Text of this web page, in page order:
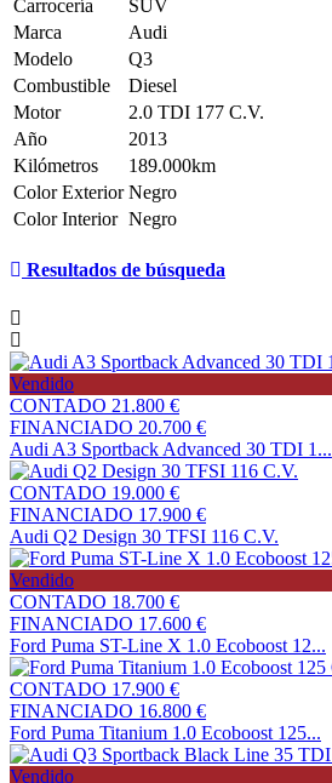
Carrocería
SUV
Marca
Audi
Modelo
Q3
Combustible
Diesel
Motor
2.0 TDI 177 C.V.
Año
2013
Kilómetros
189.000km
Color Exterior Negro
Color Interior Negro
Resultados de búsqueda
Vendido
CONTADO 21.800 €
FINANCIADO 20.700 €
Audi A3 Sportback Advanced 30 TDI 1...
CONTADO 19.000 €
FINANCIADO 17.900 €
Audi Q2 Design 30 TFSI 116 C.V.
Vendido
CONTADO 18.700 €
FINANCIADO 17.600 €
Ford Puma ST-Line X 1.0 Ecoboost 12...
CONTADO 17.900 €
FINANCIADO 16.800 €
Ford Puma Titanium 1.0 Ecoboost 125...
Vendido